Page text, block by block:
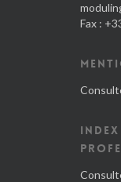
Fax :